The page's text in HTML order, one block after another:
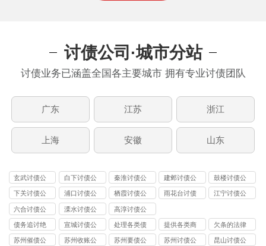
讨债公司·城市分站
讨债业务已涵盖全国各主要城市 拥有专业讨债团队
广东 江苏 浙江
上海 安徽 山东
玄武讨债公
司
白下讨债公
司
秦淮讨债公
司
建邺讨债公
司
鼓楼讨债公
司
下关讨债公
司
浦口讨债公
司
栖霞讨债公
司
雨花台讨债
江宁讨债公
六合讨债公
司
溧水讨债公
司
高淳讨债公
司
债务追讨绝
不违法
宣城讨债公
司
处理各类债
务纠纷
提供各类商
账
欠条的法律
效力
苏州催债公
苏州收账公
苏州要债公
苏州讨债公
昆山讨债公